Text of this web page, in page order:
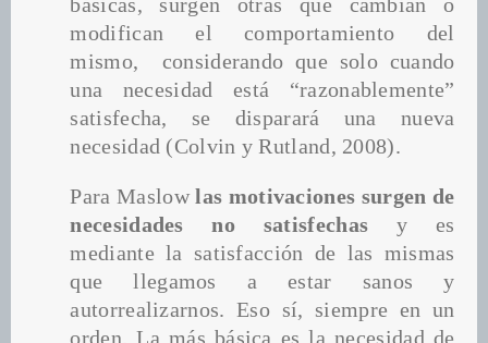
modifican el comportamiento del
mismo,  considerando que solo cuando
una necesidad está “razonablemente”
satisfecha, se disparará una nueva
necesidad (Colvin y Rutland, 2008).
Para Maslow las motivaciones surgen de
necesidades no satisfechas y es
mediante la satisfacción de las mismas
que llegamos a estar sanos y
autorrealizarnos. Eso sí, siempre en un
orden. La más básica es la necesidad de